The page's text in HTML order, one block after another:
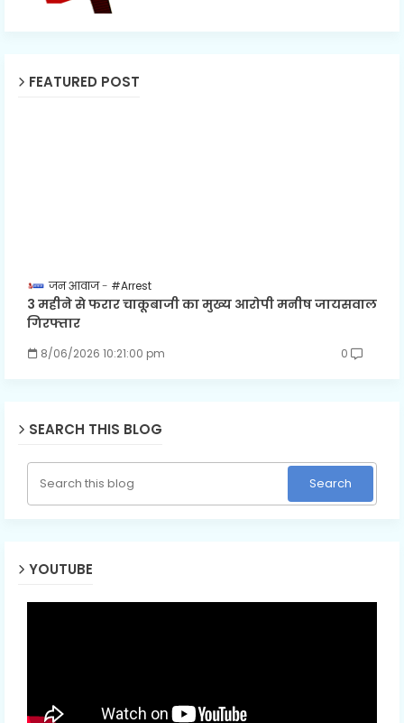
FEATURED POST
जन आवाज #Arrest
3 महीने से फरार चाकूबाजी का मुख्य आरोपी मनीष जायसवाल
गिरफ्तार
8/06/2026 10:21:00 pm 0
SEARCH THIS BLOG
YOUTUBE